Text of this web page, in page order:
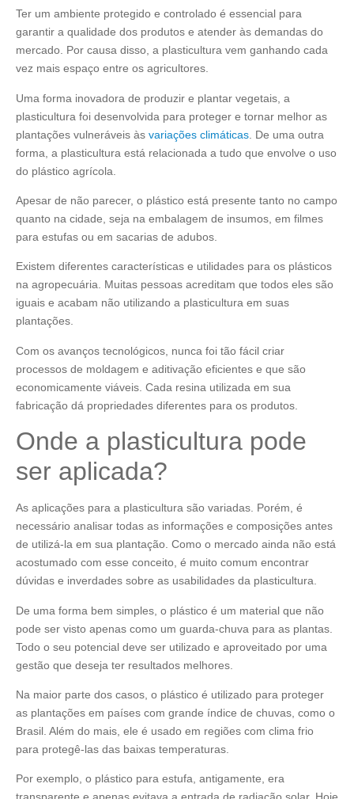
Ter um ambiente protegido e controlado é essencial para
garantir a qualidade dos produtos e atender às demandas do
mercado. Por causa disso, a plasticultura vem ganhando cada
vez mais espaço entre os agricultores.
Uma forma inovadora de produzir e plantar vegetais, a
plasticultura foi desenvolvida para proteger e tornar melhor as
plantações vulneráveis às variações climáticas . De uma outra
forma, a plasticultura está relacionada a tudo que envolve o uso
do plástico agrícola.
Apesar de não parecer, o plástico está presente tanto no campo
quanto na cidade, seja na embalagem de insumos, em filmes
para estufas ou em sacarias de adubos.
Existem diferentes características e utilidades para os plásticos
na agropecuária. Muitas pessoas acreditam que todos eles são
iguais e acabam não utilizando a plasticultura em suas
plantações.
Com os avanços tecnológicos, nunca foi tão fácil criar
processos de moldagem e aditivação eficientes e que são
economicamente viáveis. Cada resina utilizada em sua
fabricação dá propriedades diferentes para os produtos.
Onde a plasticultura pode
ser aplicada?
As aplicações para a plasticultura são variadas. Porém, é
necessário analisar todas as informações e composições antes
de utilizá-la em sua plantação. Como o mercado ainda não está
acostumado com esse conceito, é muito comum encontrar
dúvidas e inverdades sobre as usabilidades da plasticultura.
De uma forma bem simples, o plástico é um material que não
pode ser visto apenas como um guarda-chuva para as plantas.
Todo o seu potencial deve ser utilizado e aproveitado por uma
gestão que deseja ter resultados melhores.
Na maior parte dos casos, o plástico é utilizado para proteger
as plantações em países com grande índice de chuvas, como o
Brasil. Além do mais, ele é usado em regiões com clima frio
para protegê-las das baixas temperaturas.
Por exemplo, o plástico para estufa, antigamente, era